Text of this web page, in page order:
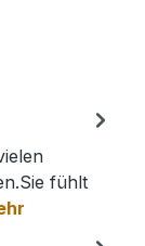
fühlt